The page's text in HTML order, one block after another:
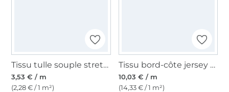
Tissu tulle souple stretch, jaune
3,53 € / m
(2,28 € / 1 m²)
Tissu bord-côte jersey tubulaire à rayures (mini) Amour, jaune moutarde – cognac
10,03 € / m
(14,33 € / 1 m²)